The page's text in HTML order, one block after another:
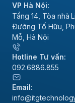
VP Hà Nội:
Tầng 14, Tòa nhà
Đường Tố Hữu,
Mỗ, Hà Nội
Hotline Tư vấn:
092.6886.855
Email: